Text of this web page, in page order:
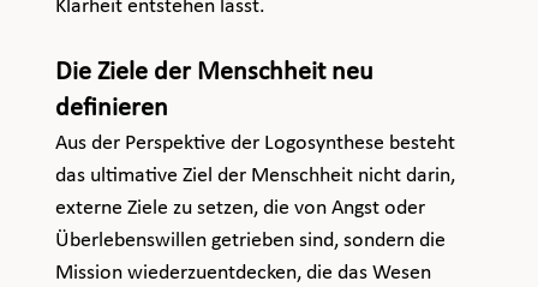
Klarheit entstehen lässt.
Die Ziele der Menschheit neu
definieren
Aus der Perspektive der Logosynthese besteht
das ultimative Ziel der Menschheit nicht darin,
externe Ziele zu setzen, die von Angst oder
Überlebenswillen getrieben sind, sondern die
Mission wiederzuentdecken, die das Wesen